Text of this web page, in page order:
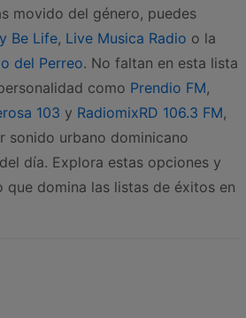
movido del género, puedes
Be Life, Live Musica Radio o la
del Perreo. No faltan en esta lista
como Prendio FM,
103 y RadiomixRD 106.3 FM,
sonido urbano dominicano
día. Explora estas opciones y
que domina las listas de éxitos en